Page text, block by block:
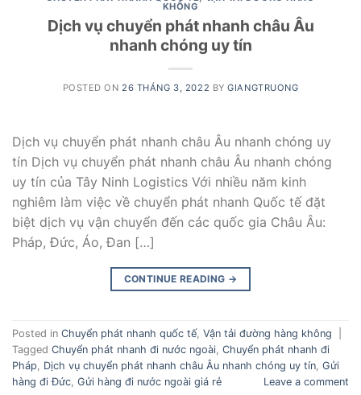
KHÔNG
Dịch vụ chuyển phát nhanh châu Âu
nhanh chóng uy tín
POSTED ON26 THÁNG 3, 2022 BYGIANGTRUONG
Dịch vụ chuyển phát nhanh châu Âu nhanh chóng uy
tín Dịch vụ chuyển phát nhanh châu Âu nhanh chóng
uy tín của Tây Ninh Logistics Với nhiều năm kinh
nghiêm làm việc về chuyển phát nhanh Quốc tế đặt
biệt dịch vụ vận chuyển đến các quốc gia Châu Âu:
Pháp, Đức, Áo, Đan […]
CONTINUE READING →
Posted in Chuyển phát nhanh quốc tế, Vận tải đường hàng không
Tagged Chuyển phát nhanh đi nước ngoài, Chuyển phát nhanh đi
Pháp, Dịch vụ chuyển phát nhanh châu Âu nhanh chóng uy tín, Gửi
hàng đi Đức, Gửi hàng đi nước ngoài giá rẻ Leave a comment